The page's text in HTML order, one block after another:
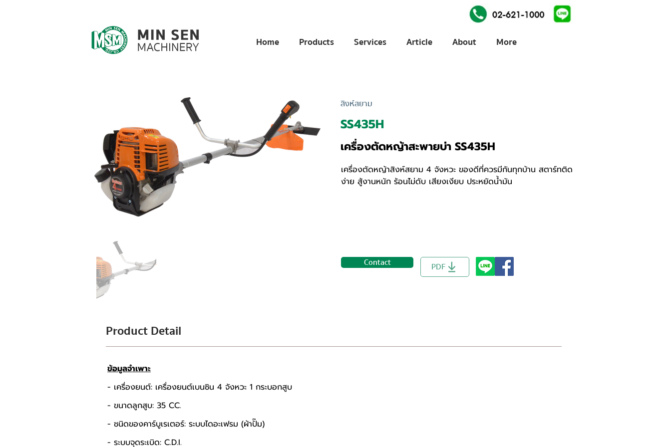
Home Products Services Article About More
สิงห์สยาม
SS435H
เครื่องตัดหญ้าสะพายบ่า SS435H
เครื่องตัดหญ้าสิงห์สยาม 4 จังหวะ ของดีที่ควรมีกันทุกบ้าน สตาร์ทติด
ง่าย สู้งานหนัก ร้อนไม่ดับ เสียงเงียบ ประหยัดน้ำมัน
Contact PDF
Product Detail
ข้อมูลจำเพาะ
- เครื่องยนต์: เครื่องยนต์เบนซิน 4 จังหวะ 1 กระบอกสูบ
- ขนาดลูกสูบ: 35 CC.
- ชนิดของคาร์บูเรเตอร์: ระบบไดอะเฟรม (ผ้าปั๊ม)
- ระบบจุดระเบิด: C.D.I.